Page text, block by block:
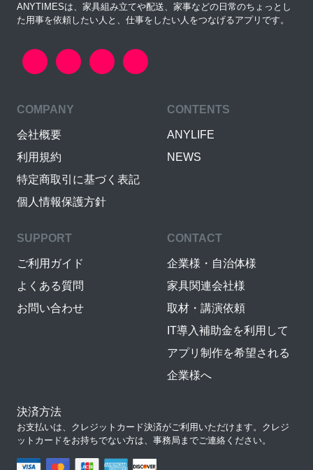
ANYTIMESは、家具組み立てや配送、家事などの日常のちょっとし
た用事を依頼したい人と、仕事をしたい人をつなげるアプリです。
COMPANY
会社概要
利用規約
特定商取引に基づく表記
個人情報保護方針
CONTENTS
ANYLIFE
NEWS
SUPPORT
ご利用ガイド
よくある質問
お問い合わせ
CONTACT
企業様・自治体様
家具関連会社様
取材・講演依頼
IT導入補助金を利用して
アプリ制作を希望される
企業様へ
決済方法
お支払いは、クレジットカード決済がご利用いただけます。クレジ
ットカードをお持ちでない方は、事務局までご連絡ください。